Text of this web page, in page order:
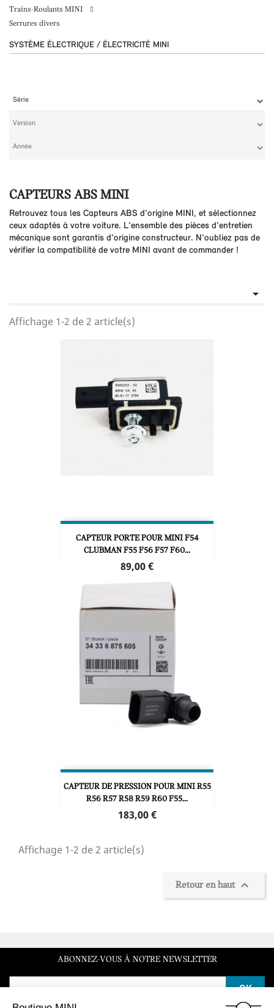
Trains-Roulants MINI
Serrures divers
SYSTÈME ÉLECTRIQUE / ÉLECTRICITÉ MINI
CAPTEURS ABS MINI
Retrouvez tous les Capteurs ABS d'origine MINI, et sélectionnez
ceux adaptés à votre voiture. L'ensemble des pièces d'entretien
mécanique sont garantis d'origine constructeur. N'oubliez pas de
vérifier la compatibilité de votre MINI avant de commander !

Affichage 1-2 de 2 article(s)
CAPTEUR PORTE POUR MINI F54
CLUBMAN F55 F56 F57 F60...
Prix
89,00 €
CAPTEUR DE PRESSION POUR MINI R55
R56 R57 R58 R59 R60 F55...
Prix
183,00 €
Affichage 1-2 de 2 article(s)
Retour en haut 
ABONNEZ-VOUS À NOTRE NEWSLETTER